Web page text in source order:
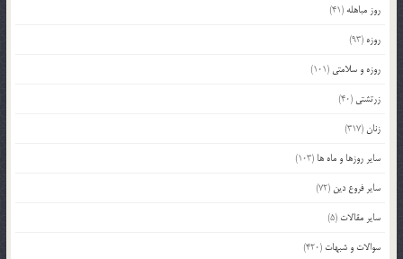
روز مباهله (41)
روزه (93)
روزه و سلامتی (101)
زرتشتی (40)
زنان(317)
سایر روزها و ماه ها (103)
سایر فروع دین (72)
سایر مقالات (5)
سوالات و شبهات (420)